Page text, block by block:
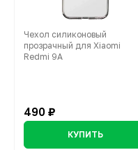
Чехол силиконовый
прозрачный для Xiaomi
Redmi 9A
490 ₽
КУПИТЬ